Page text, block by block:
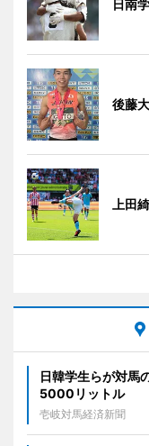
日南
後藤
上田
日韓学生らが対
5000リットル
壱岐対馬経済新聞